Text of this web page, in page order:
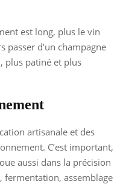
est long, plus le vin
passer d’un champagne
plus patiné et plus
artisanale et des
C’est important,
aussi dans la précision
fermentation, assemblage